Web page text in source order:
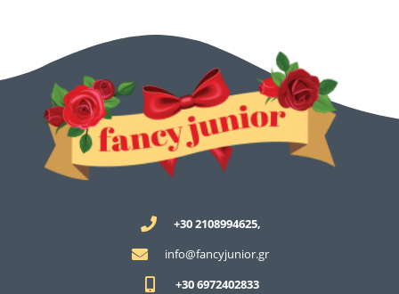
+30 2108994625,
info@fancyjunior.gr
+30 6972402833